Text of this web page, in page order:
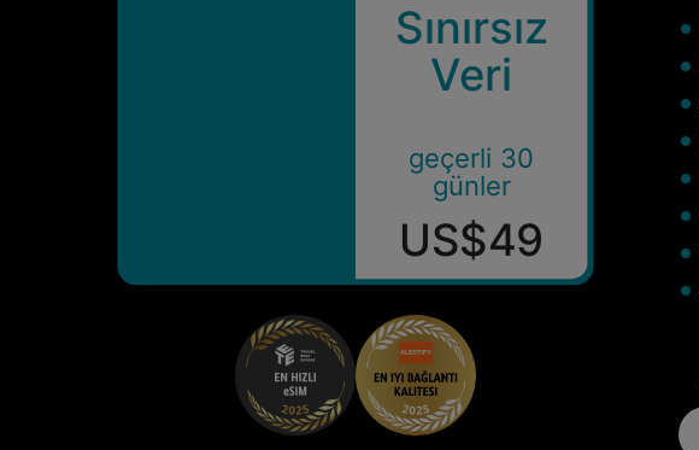
Sınırsız
Veri
geçerli 30
günler
US$49